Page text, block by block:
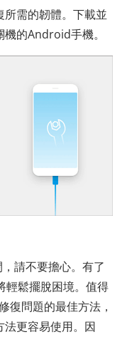
需的韌體。下載並
的Android手機。
請不要擔心。有了
輕鬆擺脫困境。值得
復問題的最佳方法，
更容易使用。因